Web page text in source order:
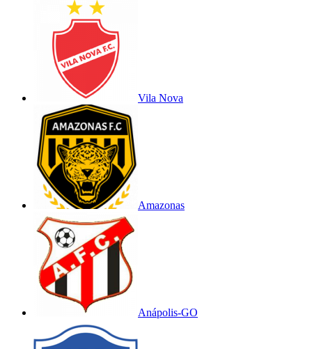
Vila Nova
Amazonas
Anápolis-GO